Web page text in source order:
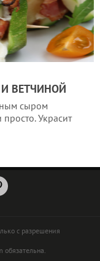
ВЕТЧИНОЙ
сыром
Украсит
с разрешения